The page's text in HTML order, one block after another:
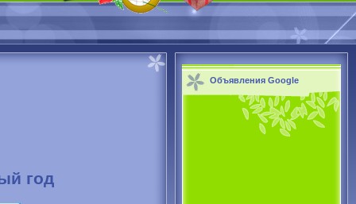
год
Объявления Google